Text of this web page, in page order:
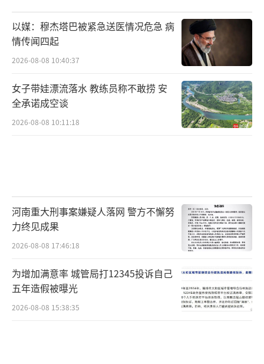
以媒：穆杰塔巴被紧急送医情况危急 病
情传闻四起
2026-08-08 10:40:37
女子带娃漂流落水 教练员称不敢捞 安
全承诺成空谈
2026-08-08 10:11:18
河南重大刑事案嫌疑人落网 警方不懈努
力终见成果
2026-08-08 17:46:18
为增加满意率 城管局打12345投诉自己
五年造假被曝光
2026-08-08 15:38:35